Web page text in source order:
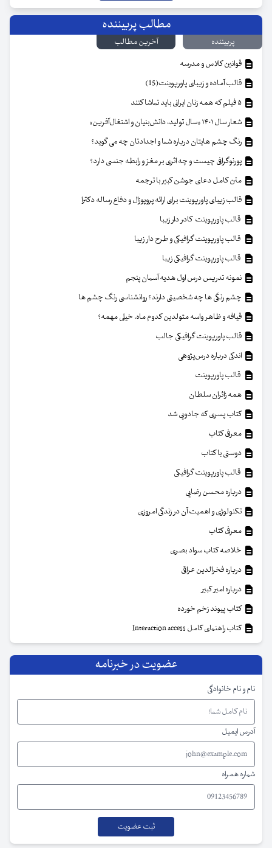
مطالب پربیننده
پربیننده
آخرین مطالب
قوانین کلاس و مدرسه
قالب آماده و زیبای پاورپوینت(15)
شعار سال ۱۴۰۱ «سال تولید، دانش‌بنیان و اشتغال‌آفرین»
رنگ چشم هایتان درباره شما و اجدادتان چه می گوید؟
پورنوگرافی چیست و چه اثری بر مغز و رابطه جنسی دارد؟
متن کامل دعای جوشن کبیر با ترجمه
قالب زیبای پاورپوینت برای ارائه پروپوزال و دفاع رساله دکترا
قالب پاورپوینت کادر دار زیبا
قالب پاورپوینت گرافیکی و طرح دار زیبا
قالب پاورپوینت گرافیکی زیبا
نمونه تدریس درس اول هدیه آسمان پنجم
چشم رنگی ها چه شخصیتی دارند؟ روانشناسی رنگ چشم ها
قیافه و ظاهر واسه متولدین کدوم ماه، خیلی مهمه؟
قالب پاورپوینت گرافیکی جالب
اندکی درباره درس‌پژوهی
قالب پاورپوینت
همه زائران سلطان
کتاب پسری که جادویی شد
معرفی کتاب
دوستی با کتاب
قالب پاورپوینت گرافیکی
درباره محسن رضایی
تکنولوژی و اهمیت آن در زندگی امروزی
معرفی کتاب
خلاصه کتاب سواد بصری
درباره فخرالدین عراقی
درباره امیر کبیر
کتاب پیوند زخم خورده
کتاب راهنمای کامل Interaction access
عضویت در خبرنامه
نام و نام خانوادگی
آدرس ایمیل
شماره همراه